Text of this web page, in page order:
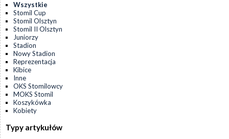
Wszystkie
Stomil Cup
Stomil Olsztyn
Stomil II Olsztyn
Juniorzy
Stadion
Nowy Stadion
Reprezentacja
Kibice
Inne
OKS Stomilowcy
MOKS Stomil
Koszykówka
Kobiety
Typy artykułów